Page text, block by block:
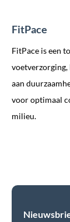
FitPace
FitPace is een
voetverzorging,
aan
voor optimaal
milieu.